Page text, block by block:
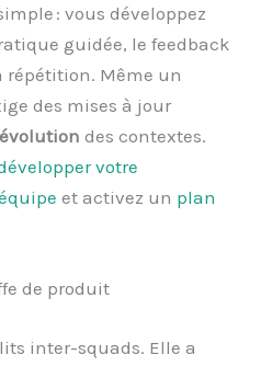
: vous développez
guidée, le feedback
répétition. Même un
des mises à jour
évolution des contextes.
votre
et activez un plan
de produit
inter-squads. Elle a